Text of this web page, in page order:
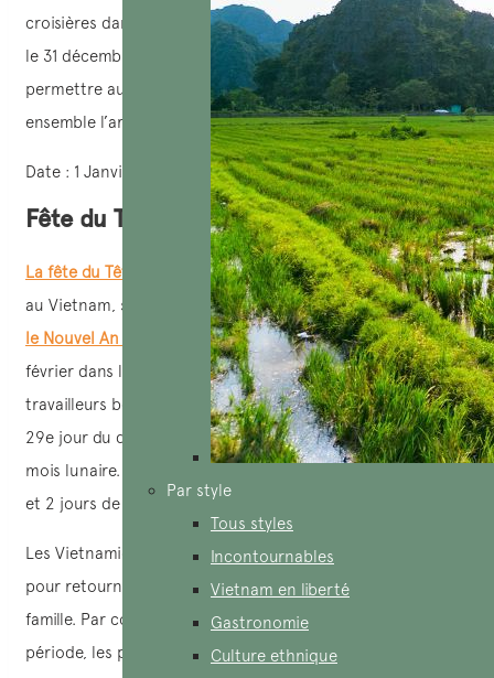
Par style
Tous styles
Incontournables
Vietnam en liberté
Gastronomie
Culture ethnique
croisières dans la baie d’Hạ Long organisent des réveillons
le 31 décembre avec des frais supplémentaires pour
permettre aux touristes internationaux de célébrer
ensemble l’arrivée de la nouvelle année.
Date : 1 Janvier pour 2024 et 2025
Fête du Têt (Nouvel An lunaire)
La fête du Têt
est la fête la plus importante et populaire
au Vietnam, semblable à Noël en Occident. Le Têt célèbre
le Nouvel An lunair
e et tombe généralement en janvier ou
février dans le calendrier grégorien. Habituellement, les
travailleurs bénéficient de 7 jours de congé consécutifs, du
29e jour du dernier mois lunaire au 5e jour du premier
mois lunaire. Cela comprend 5 jours de congé pour le Têt
et 2 jours de congé hebdomadaires.
Les Vietnamiens utilisent généralement ces jours de congé
pour retourner dans leurs villes natales et se réunir en
famille. Par conséquent, si vous voyagez pendant cette
période, les prix des billets de train, d’avion et de tous les